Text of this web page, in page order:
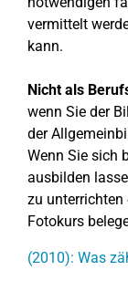
vermittelt
kann.
Nicht als
wenn Sie der
der
Wenn Sie sich
ausbilden
zu unterrichten
Fotokurs
(2010): Was